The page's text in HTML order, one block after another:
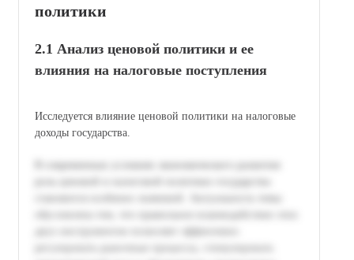
политики
2.1 Анализ ценовой политики и ее
влияния на налоговые поступления
Исследуется влияние ценовой политики на налоговые
доходы государства.